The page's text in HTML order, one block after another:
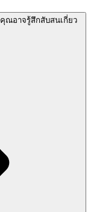
ณอาจรู้สึกสับสนเกี่ยว